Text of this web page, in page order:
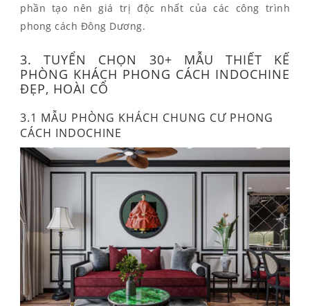
phần tạo nên giá trị độc nhất của các công trình
phong cách Đông Dương.
3. TUYỂN CHỌN 30+ MẪU THIẾT KẾ
PHÒNG KHÁCH PHONG CÁCH INDOCHINE
ĐẸP, HOÀI CỔ
3.1 MẪU PHÒNG KHÁCH CHUNG CƯ PHONG
CÁCH INDOCHINE